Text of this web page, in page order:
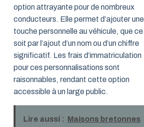
option attrayante pour de nombreux
conducteurs. Elle permet d’ajouter une
touche personnelle au véhicule, que ce
soit par l’ajout d’un nom ou d’un chiffre
significatif. Les frais d’immatriculation
pour ces personnalisations sont
raisonnables, rendant cette option
accessible à un large public.
Lire aussi : Maisons bretonnes